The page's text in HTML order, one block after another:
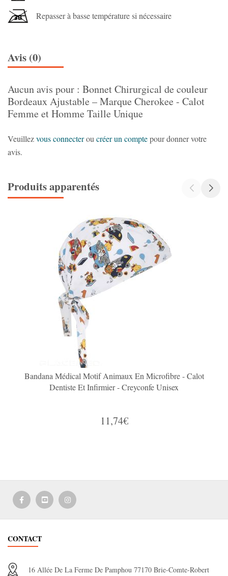
Repasser à basse température si nécessaire
Avis (0)
Aucun avis pour : Bonnet Chirurgical de couleur
Bordeaux Ajustable – Marque Cherokee - Calot
Femme et Homme Taille Unique
Veuillezvous connecterou créer un comptepour donner votre
avis.
Produits apparentés
Bandana Médical Motif Animaux En Microfibre - Calot
Dentiste Et Infirmier - Creyconfe Unisex
11,74€
CONTACT
16 Allée De La Ferme De Pamphou 77170 Brie-Comte-Robert